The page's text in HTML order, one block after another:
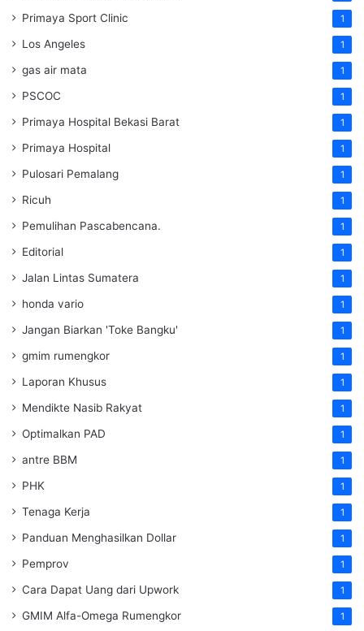
Primaya Sport Clinic 1
Los Angeles 1
gas air mata 1
PSCOC 1
Primaya Hospital Bekasi Barat 1
Primaya Hospital 1
Pulosari Pemalang 1
Ricuh 1
Pemulihan Pascabencana. 1
Editorial 1
Jalan Lintas Sumatera 1
honda vario 1
Jangan Biarkan 'Toke Bangku' 1
gmim rumengkor 1
Laporan Khusus 1
Mendikte Nasib Rakyat 1
Optimalkan PAD 1
antre BBM 1
PHK 1
Tenaga Kerja 1
Panduan Menghasilkan Dollar 1
Pemprov 1
Cara Dapat Uang dari Upwork 1
GMIM Alfa-Omega Rumengkor 1